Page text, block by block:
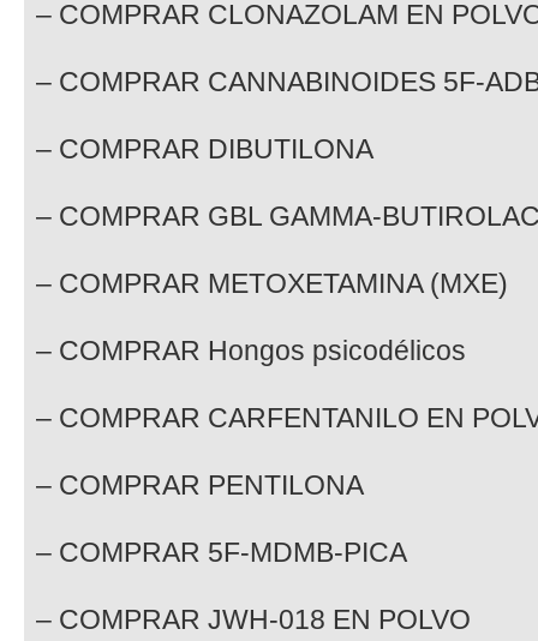
– COMPRAR CLONAZOLAM EN
– COMPRAR CANNABINOIDES 5F-
– COMPRAR DIBUTILONA
– COMPRAR GBL GAMMA-
– COMPRAR METOXETAMINA (MXE)
– COMPRAR Hongos psicodélicos
– COMPRAR CARFENTANILO EN
– COMPRAR PENTILONA
– COMPRAR 5F-MDMB-PICA
– COMPRAR JWH-018 EN POLVO